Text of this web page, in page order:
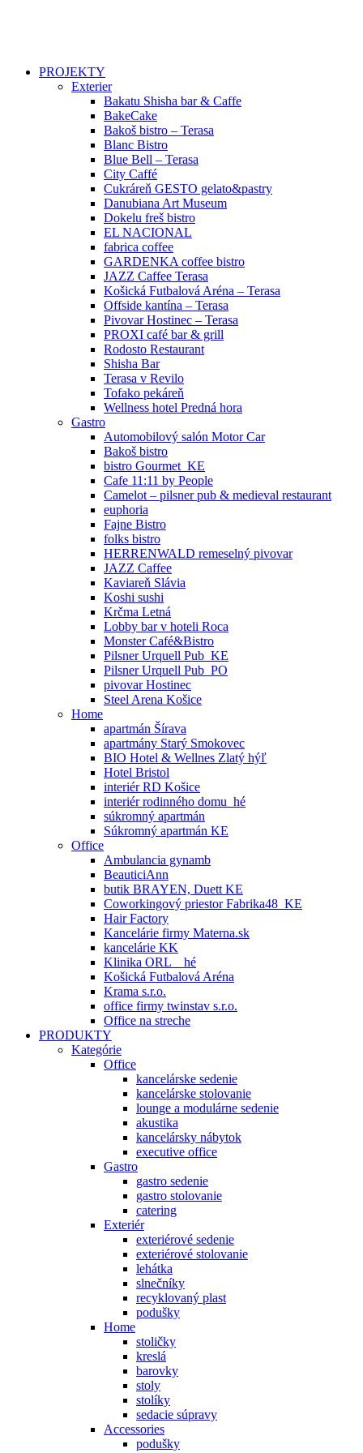
PROJEKTY
Exterier
Bakatu Shisha bar & Caffe
BakeCake
Bakoš bistro – Terasa
Blanc Bistro
Blue Bell – Terasa
City Caffé
Cukráreň GESTO gelato&pastry
Danubiana Art Museum
Dokelu freš bistro
EL NACIONAL
fabrica coffee
GARDENKA coffee bistro
JAZZ Caffee Terasa
Košická Futbalová Aréna – Terasa
Offside kantína – Terasa
Pivovar Hostinec – Terasa
PROXI café bar & grill
Rodosto Restaurant
Shisha Bar
Terasa v Revilo
Tofako pekáreň
Wellness hotel Predná hora
Gastro
Automobilový salón Motor Car
Bakoš bistro
bistro Gourmet_KE
Cafe 11:11 by People
Camelot – pilsner pub & medieval restaurant
euphoria
Fajne Bistro
folks bistro
HERRENWALD remeselný pivovar
JAZZ Caffee
Kaviareň Slávia
Koshi sushi
Krčma Letná
Lobby bar v hoteli Roca
Monster Café&Bistro
Pilsner Urquell Pub_KE
Pilsner Urquell Pub_PO
pivovar Hostinec
Steel Arena Košice
Home
apartmán Šírava
apartmány Starý Smokovec
BIO Hotel & Wellnes Zlatý hýľ
Hotel Bristol
interiér RD Košice
interiér rodinného domu_hé
súkromný apartmán
Súkromný apartmán KE
Office
Ambulancia gynamb
BeauticiAnn
butik BRAYEN, Duett KE
Coworkingový priestor Fabrika48_KE
Hair Factory
Kancelárie firmy Materna.sk
kancelárie KK
Klinika ORL _ hé
Košická Futbalová Aréna
Krama s.r.o.
office firmy twinstav s.r.o.
Office na streche
PRODUKTY
Kategórie
Office
kancelárske sedenie
kancelárske stolovanie
lounge a modulárne sedenie
akustika
kancelársky nábytok
executive office
Gastro
gastro sedenie
gastro stolovanie
catering
Exteriér
exteriérové sedenie
exteriérové stolovanie
lehátka
slnečníky
recyklovaný plast
podušky
Home
stoličky
kreslá
barovky
stoly
stolíky
sedacie súpravy
Accessories
podušky